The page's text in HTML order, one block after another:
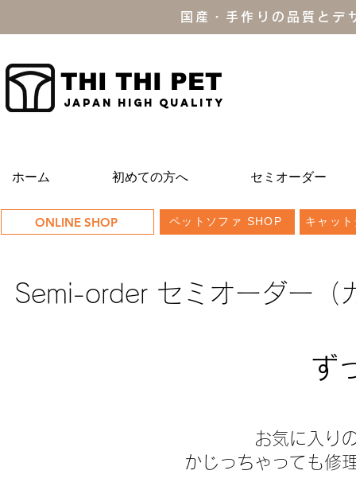
国産・手作りの品質と
THI THI PET
JAPAN high quality
ホーム 初めての方へ セミオーダー
ONLINE SHOP ペットソファ SHOP キャッ
Semi-order セミオーダー（
ず
お気に入り
かじっちゃっても修